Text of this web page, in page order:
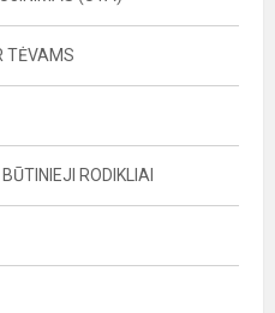
TĖVAMS
RODIKLIAI